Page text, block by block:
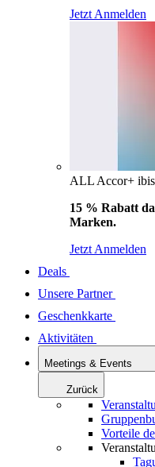
Jetzt Anmelden
ALL Accor+ ibis
15 % Rabatt
Marken.
Jetzt Anmelden
Deals
Unsere Partner
Geschenkkarte
Aktivitäten
Meetings & Events
Zurück
Vorteile